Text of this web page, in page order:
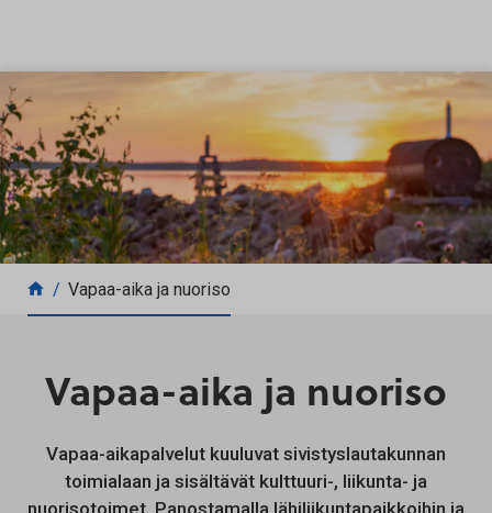
Siirry sisältöön
Vapaa-aika ja nuoriso
Vapaa-aika ja nuoriso
Vapaa-aikapalvelut kuuluvat sivistyslautakunnan
toimialaan ja sisältävät kulttuuri-, liikunta- ja
nuorisotoimet. Panostamalla lähiliikuntapaikkoihin ja